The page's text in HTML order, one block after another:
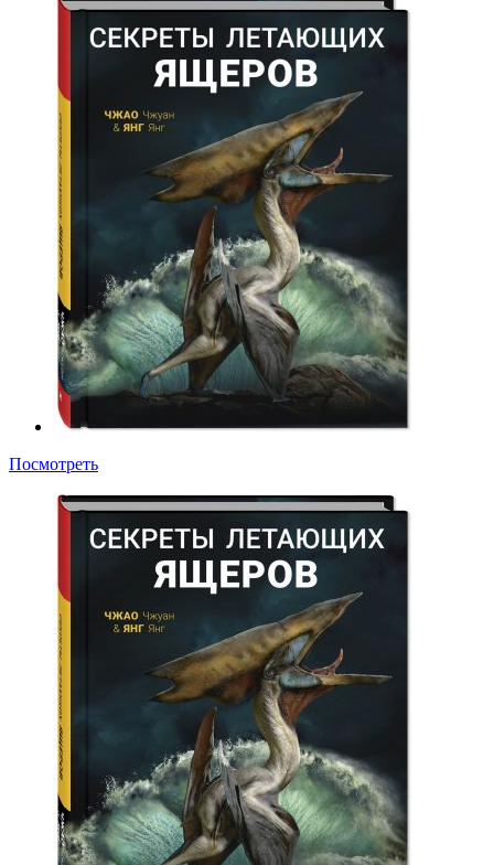
Посмотреть